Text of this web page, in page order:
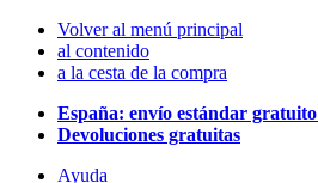
Volver al menú principal
al contenido
a la cesta de la compra
España: envío estándar gratuito
Devoluciones gratuitas
Ayuda